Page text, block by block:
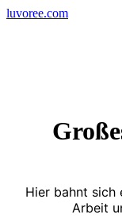
Skip
luvoree.com
Hier bahnt sich
Arbeit